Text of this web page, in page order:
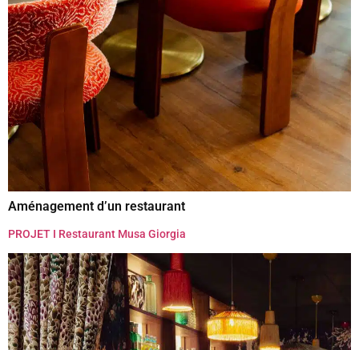
Aménagement d’un restaurant
PROJET I Restaurant Musa Giorgia